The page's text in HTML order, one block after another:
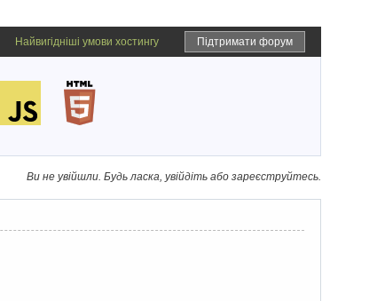
Підтримати форум
Найвигідніші умови хостингу
Ви не увійшли. Будь ласка, увійдіть або зареєструйтесь.